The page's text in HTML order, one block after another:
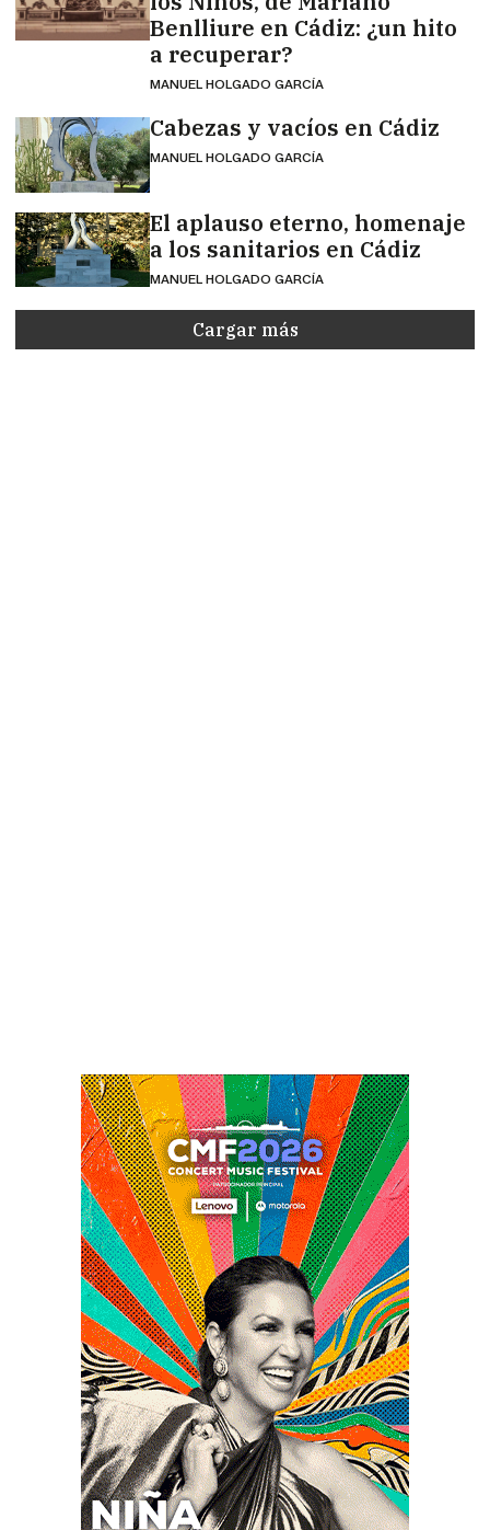
Benlliure en Cádiz: ¿un hito
a recuperar?
MANUEL HOLGADO GARCÍA
Cabezas y vacíos en Cádiz
MANUEL HOLGADO GARCÍA
El aplauso eterno, homenaje
a los sanitarios en Cádiz
MANUEL HOLGADO GARCÍA
Cargar más